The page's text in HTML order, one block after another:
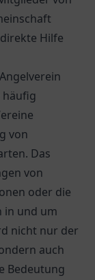
Hilfe
häufig
von
Das
von
oder die
in und um
nicht nur der
auch
Bedeutung